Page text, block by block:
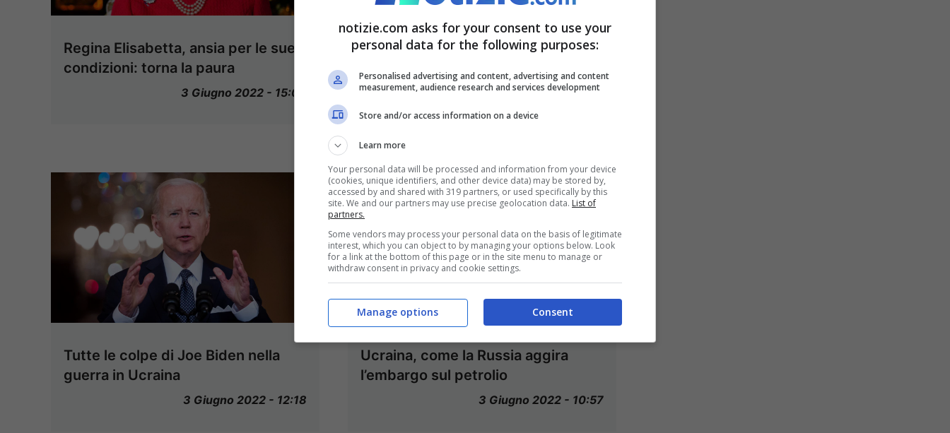
Regina Elisabetta, ansia per le sue
condizioni: torna la paura
3 Giugno 2022 - 15:00
Ucraina, 100mo giorno guerra:
di Zelensky
3 Giugno 2022 - 12:24
Tutte le colpe di Joe Biden nella
guerra in Ucraina
3 Giugno 2022 - 12:18
Ucraina, come la Russia aggira
l’embargo sul petrolio
3 Giugno 2022 - 10:57
notizie.com asks for your consent to use your
personal data for the following purposes:
Personalised advertising and content, advertising and content
measurement, audience research and services development
Store and/or access information on a device
Learn more
Your personal data will be processed and information from your device
(cookies, unique identifiers, and other device data) may be stored by,
accessed by and shared with 319 partners, or used specifically by this
site. We and our partners may use precise geolocation data. List of
partners.
Some vendors may process your personal data on the basis of legitimate
interest, which you can object to by managing your options below. Look
for a link at the bottom of this page or in the site menu to manage or
withdraw consent in privacy and cookie settings.
Consent
Manage options